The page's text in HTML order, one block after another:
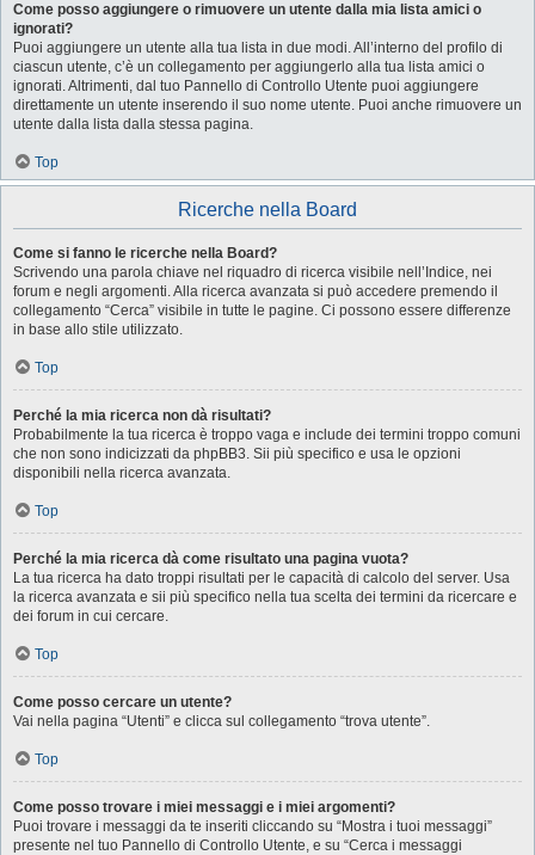
Come posso aggiungere o rimuovere un utente dalla mia lista amici o
ignorati?
Puoi aggiungere un utente alla tua lista in due modi. All’interno del profilo di
ciascun utente, c’è un collegamento per aggiungerlo alla tua lista amici o
ignorati. Altrimenti, dal tuo Pannello di Controllo Utente puoi aggiungere
direttamente un utente inserendo il suo nome utente. Puoi anche rimuovere un
utente dalla lista dalla stessa pagina.
Top
Ricerche nella Board
Come si fanno le ricerche nella Board?
Scrivendo una parola chiave nel riquadro di ricerca visibile nell’Indice, nei
forum e negli argomenti. Alla ricerca avanzata si può accedere premendo il
collegamento “Cerca” visibile in tutte le pagine. Ci possono essere differenze
in base allo stile utilizzato.
Top
Perché la mia ricerca non dà risultati?
Probabilmente la tua ricerca è troppo vaga e include dei termini troppo comuni
che non sono indicizzati da phpBB3. Sii più specifico e usa le opzioni
disponibili nella ricerca avanzata.
Top
Perché la mia ricerca dà come risultato una pagina vuota?
La tua ricerca ha dato troppi risultati per le capacità di calcolo del server. Usa
la ricerca avanzata e sii più specifico nella tua scelta dei termini da ricercare e
dei forum in cui cercare.
Top
Come posso cercare un utente?
Vai nella pagina “Utenti” e clicca sul collegamento “trova utente”.
Top
Come posso trovare i miei messaggi e i miei argomenti?
Puoi trovare i messaggi da te inseriti cliccando su “Mostra i tuoi messaggi”
presente nel tuo Pannello di Controllo Utente, e su “Cerca i messaggi